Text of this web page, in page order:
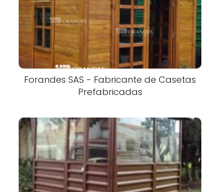
Forandes SAS - Fabricante de Casetas
Prefabricadas